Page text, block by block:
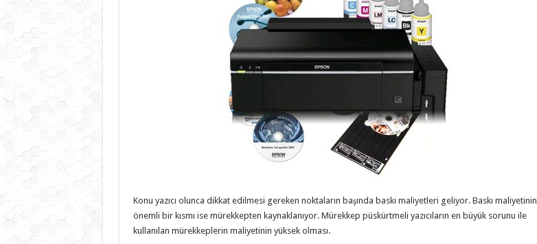
Konu yazıcı olunca dikkat edilmesi gereken noktaların başında baskı maliyetleri geliyor. Baskı maliyetinin
önemli bir kısmı ise mürekkepten kaynaklanıyor. Mürekkep püskürtmeli yazıcıların en büyük sorunu ile
kullanılan mürekkeplerin maliyetinin yüksek olması.